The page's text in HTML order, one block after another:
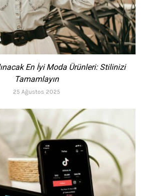
En İyi Moda Ürünleri: Stilinizi
Tamamlayın
25 Ağustos 2025